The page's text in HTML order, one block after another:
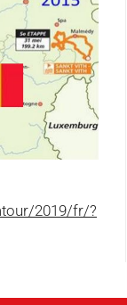
2019/fr/?